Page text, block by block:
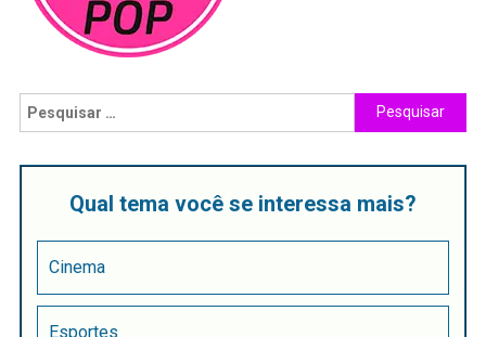
Qual tema você se interessa mais?
Cinema
Esportes